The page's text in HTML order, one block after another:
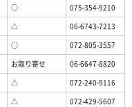
○
075-354-9210
△
06-6743-7213
○
072-805-3557
お取り寄せ
06-6647-8820
△
072-240-9116
△
072-429-5607